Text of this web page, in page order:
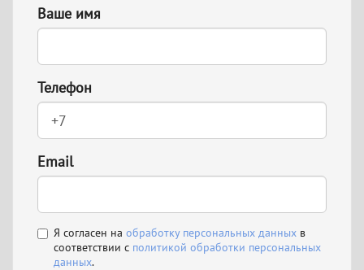
Ваше имя
Телефон
Email
Я согласен на обработку персональных данных в
соответствии с политикой обработки персональных
данных.